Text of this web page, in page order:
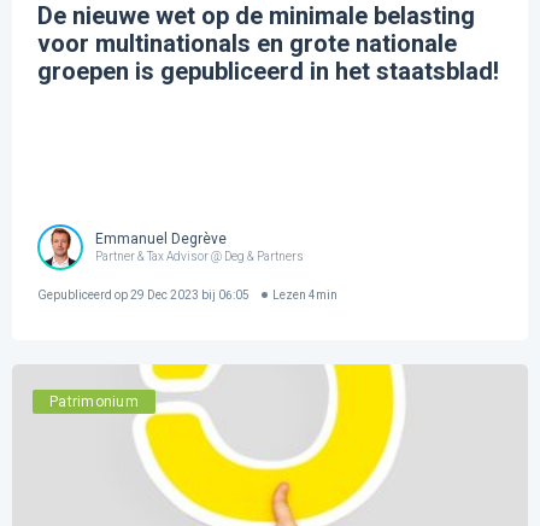
De nieuwe wet op de minimale belasting
voor multinationals en grote nationale
groepen is gepubliceerd in het staatsblad!
Emmanuel Degrève
Partner & Tax Advisor @ Deg & Partners
Gepubliceerd op29 Dec 2023 bij 06:05 Lezen 4min
Patrimonium